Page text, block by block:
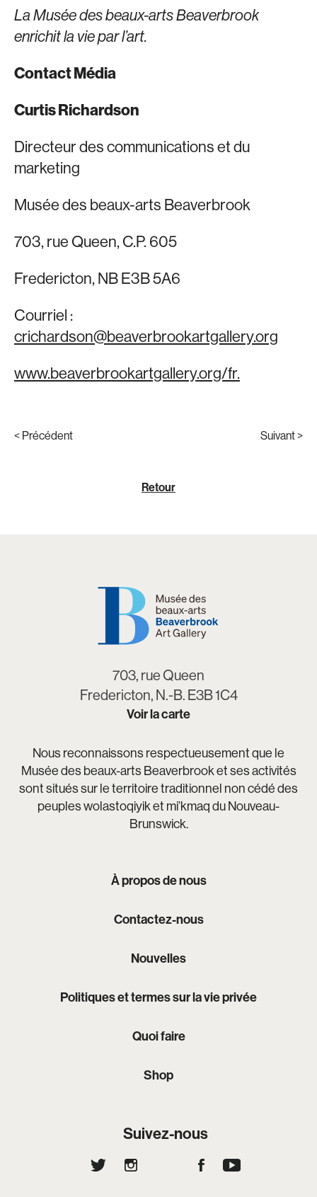
La Musée des beaux-arts Beaverbrook
enrichit la vie par l’art.
Contact Média
Curtis Richardson
Directeur des communications et du
marketing
Musée des beaux-arts Beaverbrook
703, rue Queen, C.P. 605
Fredericton, NB E3B 5A6
Courriel :
crichardson@beaverbrookartgallery.org
www.beaverbrookartgallery.org/fr.
< Précédent Suivant >
Retour
703, rue Queen
Fredericton, N.-B. E3B 1C4
Voir la carte
Nous reconnaissons respectueusement que le
Musée des beaux-arts Beaverbrook et ses activités
sont situés sur le territoire traditionnel non cédé des
peuples wolastoqiyik et mi’kmaq du Nouveau-
Brunswick.
À propos de nous
Contactez-nous
Nouvelles
Politiques et termes sur la vie privée
Quoi faire
Shop
Suivez-nous